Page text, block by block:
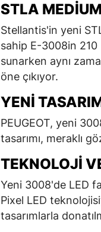
STLA
Stellantis'in yeni
sahip E-3008in
sunarken aynı
öne çıkıyor.
YENI
PEUGEOT, yeni
tasarımı, meraklı
TEKNOLOJI
Yeni 3008'de LED
Pixel LED
tasarımlarla